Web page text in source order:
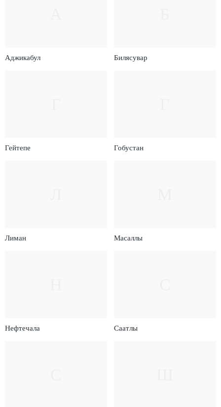
Аджикабул Билясувар
Гейтепе Гобустан
Лиман Масаллы
Нефтечала Саатлы